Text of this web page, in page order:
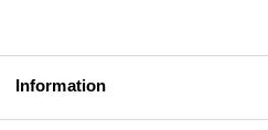
Information